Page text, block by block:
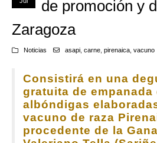
de promoción y
Zaragoza
Noticias asapi, carne, pirenaica, vacuno
Consistirá en una
gratuita de empanada
albóndigas
vacuno de raza
procedente de la